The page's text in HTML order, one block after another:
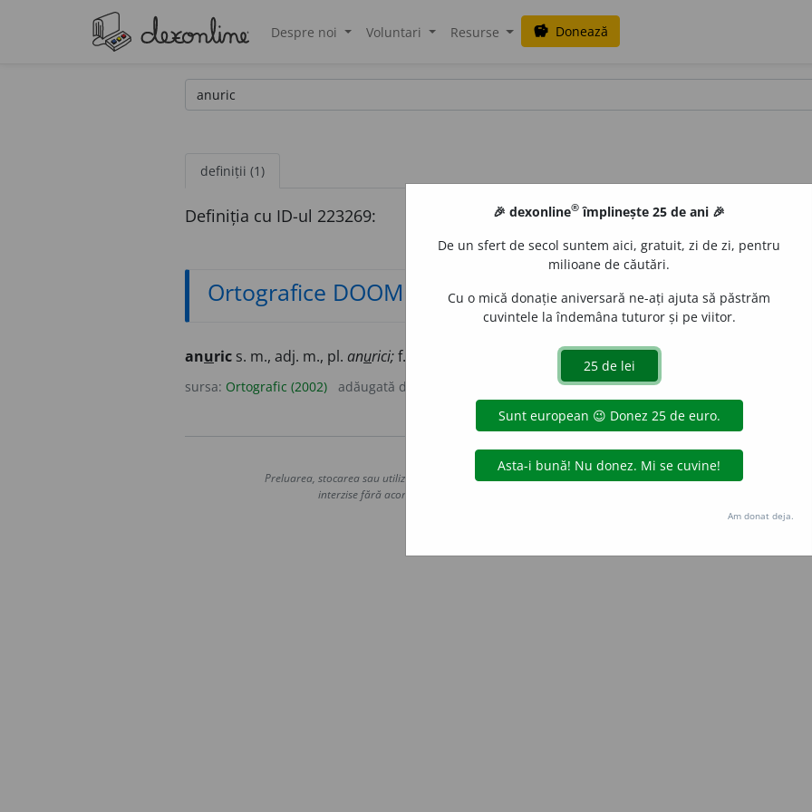
Despre noi Voluntari Resurse savings Donează
definiții (1)
Definiția cu ID-ul 223269:
Ortografice DOOM
anuric s. m., adj. m., pl. anurici;f. sg.
sursa: Ortografic (2002) adăugată de
Copyright © 2004-2026 dexonline (https://dexonline.ro)
Preluarea, stocarea sau utilizarea datelor de pe acest site, inclusiv prin orice metode de extragere automată
interzise fără acordul nostru prealabil scris, cu excepția seturilor de date oferite oficial spre utilizare
Hosterion
🎉 dexonline® împlinește 25 de ani 🎉
De un sfert de secol suntem aici, gratuit, zi de zi, pentru
milioane de căutări.
Cu o mică donație aniversară ne-ați ajuta să păstrăm
cuvintele la îndemâna tuturor și pe viitor.
Am donat deja.